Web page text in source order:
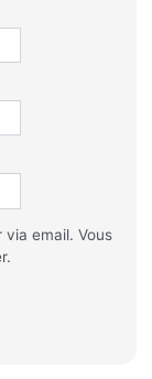
email. Vous